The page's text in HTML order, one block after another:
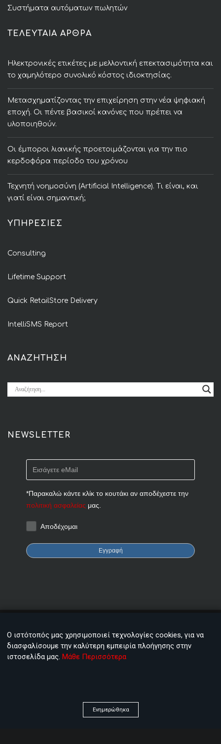
Συστήματα αυτόματων πωλητών
ΤΕΛΕΥΤΑΙΑ ΑΡΘΡΑ
Ηλεκτρονικές ετικέτες με μελλοντική επεκτασιμότητα και
το χαμηλότερο συνολικό κόστος ιδιοκτησίας.
Μετασχηματίζοντας την επιχείρηση στην νέα ψηφιακή
εποχή. Οι πέντε βασικοί κανόνες που πρέπει να
υλοποιηθούν.
Οι έμποροι λιανικής προετοιμάζονται για την πιο
κερδοφόρα περίοδο του χρόνου
Τεχνητή νοημοσύνη (Artificial Intelligence). Τι είναι, και
γιατί είναι σημαντική;
ΥΠΗΡΕΣΙΕΣ
Consulting
Lifetime Support
Quick RetailStore Delivery
IntelliSMS Report
ΑΝΑΖΗΤΗΣΗ
NEWSLETTER
*Παρακαλώ κάντε κλίκ το κουτάκι αν αποδέχεστε την
πολιτική ασφαλείας μας.
Αποδέχομαι
Εγγραφή
FAQ
Αναζήτηση
Βρείτε συνεργάτη
κοντά σας
Ο ιστότοπός μας χρησιμοποιεί τεχνολογίες cookies, για να
διασφαλίσουμε την καλύτερη εμπειρία πλοήγησης στην
ιστοσελίδα μας.Μάθε Περισσότερα
Ενημερώθηκα